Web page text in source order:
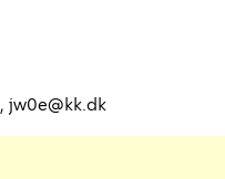
jw0e@kk.dk